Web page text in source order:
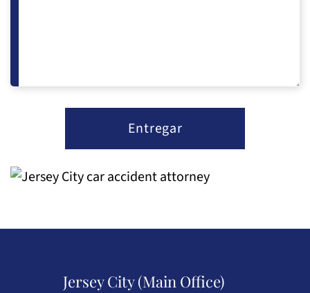
Jersey City (Main Office)